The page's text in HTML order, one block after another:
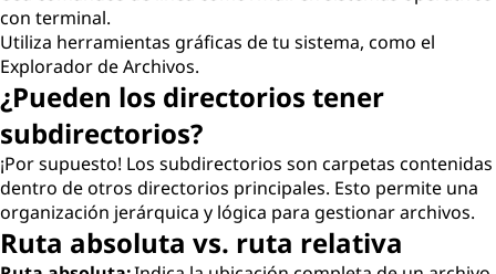
con terminal.
Utiliza herramientas gráficas de tu sistema, como el
Explorador de Archivos.
¿Pueden los directorios tener
subdirectorios?
¡Por supuesto! Los subdirectorios son carpetas contenidas
dentro de otros directorios principales. Esto permite una
organización jerárquica y lógica para gestionar archivos.
Ruta absoluta vs. ruta relativa